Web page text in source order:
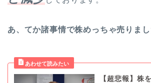
あ、てか諸事情で株めっちゃ売りまし
【超悲報】株